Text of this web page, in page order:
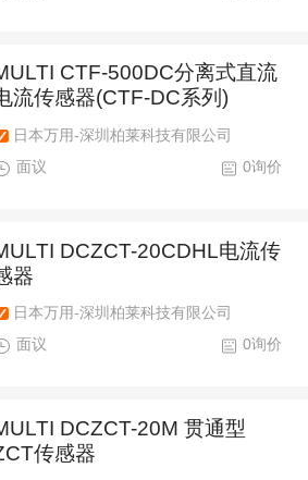
CTF-500DC分离式直流
流传感器(CTF-DC系列)
日本万用-深圳柏莱科技有限公司
0询价
面议
DCZCT-20CDHL电流传
器
日本万用-深圳柏莱科技有限公司
0询价
面议
DCZCT-20M 贯通型
传感器